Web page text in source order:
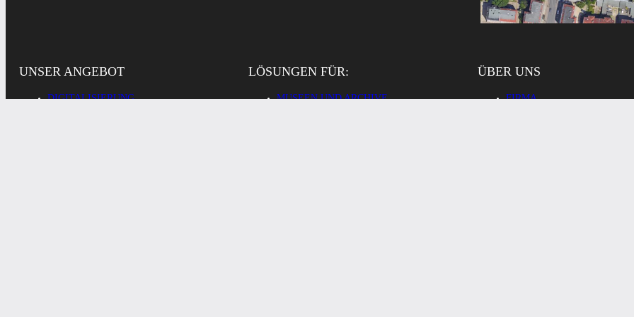
UNSER ANGEBOT
DIGITALISIERUNG
LÖSUNGEN FÜR:
MUSEEN UND ARCHIVE
ÜBER UNS
FIRMA